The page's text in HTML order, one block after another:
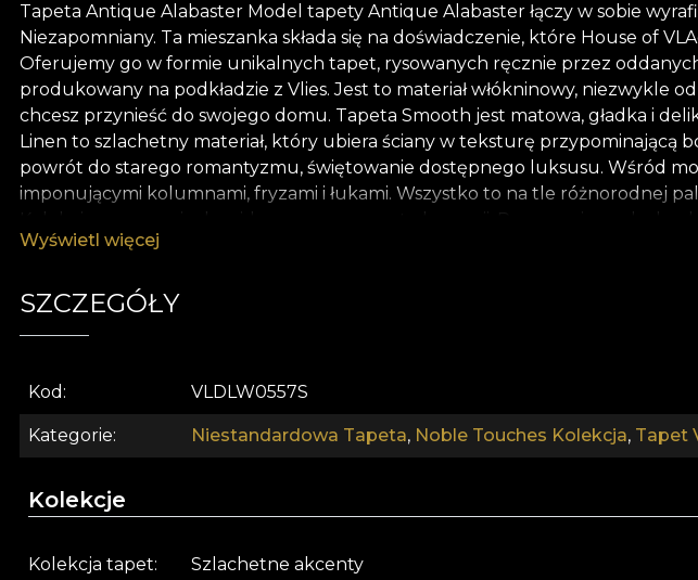
Tapeta Antique Alabaster Model tapety Antique Alabaster łączy w sobie
Niezapomniany. Ta mieszanka składa się na doświadczenie, które House of
Oferujemy go w formie unikalnych tapet, rysowanych ręcznie przez
produkowany na podkładzie z Vlies. Jest to materiał włókninowy, niezwykle
chcesz przynieść do swojego domu. Tapeta Smooth jest matowa, gładka i
Linen to szlachetny materiał, który ubiera ściany w teksturę przypominającą
powrót do starego romantyzmu, świętowanie dostępnego luksusu. Wśród
imponującymi kolumnami, fryzami i łukami. Wszystko to na tle różnorodnej
o życiu postrzeganym jako spektakl, życiu wyniesionym do rangi sztuki.
nie jest prosta. Nie ma nic prostego w białym płótnie, które czeka na ożycie.
naturalnych, ekologicznych i biodegradowalnych materiałów. **House of
szybkim, bezpiecznym i efektywnym procesem redekoracji, spełniającym
Wyświetl więcej
SZCZEGÓŁY
Kod VLDLW0557S
Kategorie Niestandardowa Tapeta, Noble Touches Kolekcja, Tapet
Kolekcje
Kolekcja tapet Szlachetne akcenty